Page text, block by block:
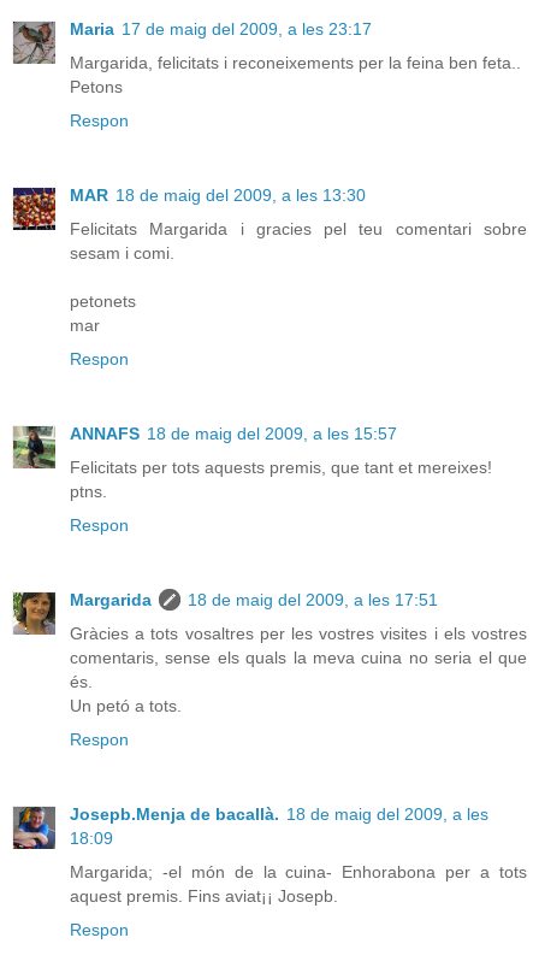
Maria 17 de maig del 2009, a les 23:17
Margarida, felicitats i reconeixements per la feina ben feta..
Petons
Respon
MAR 18 de maig del 2009, a les 13:30
Felicitats Margarida i gracies pel teu comentari sobre
sesam i comi.
petonets
mar
Respon
ANNAFS 18 de maig del 2009, a les 15:57
Felicitats per tots aquests premis, que tant et mereixes!
ptns.
Respon
Margarida
18 de maig del 2009, a les 17:51
Gràcies a tots vosaltres per les vostres visites i els vostres
comentaris, sense els quals la meva cuina no seria el que
és.
Un petó a tots.
Respon
Josepb.Menja de bacallà. 18 de maig del 2009, a les
18:09
Margarida; -el món de la cuina- Enhorabona per a tots
aquest premis. Fins aviat¡¡ Josepb.
Respon